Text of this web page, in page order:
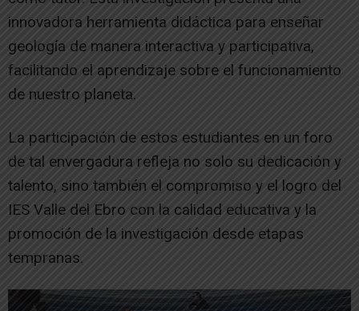
innovadora herramienta didáctica para enseñar
geología de manera interactiva y participativa,
facilitando el aprendizaje sobre el funcionamiento
de nuestro planeta.
La participación de estos estudiantes en un foro
de tal envergadura refleja no solo su dedicación y
talento, sino también el compromiso y el logro del
IES Valle del Ebro con la calidad educativa y la
promoción de la investigación desde etapas
tempranas.